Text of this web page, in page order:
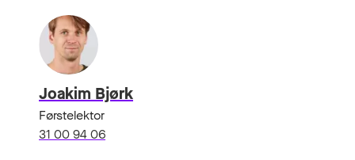
Joakim Bjørk
Førstelektor
31 00 94 06